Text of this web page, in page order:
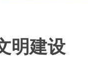
明建设